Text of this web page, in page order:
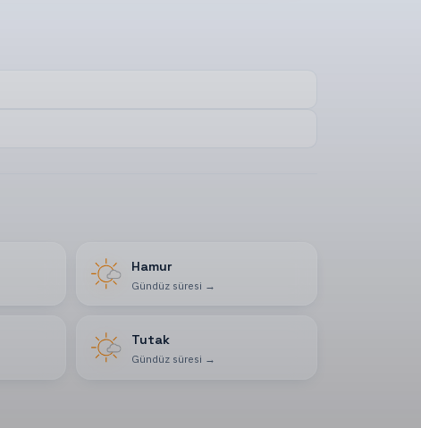
Hamur
Gündüz süresi →
Tutak
Gündüz süresi →